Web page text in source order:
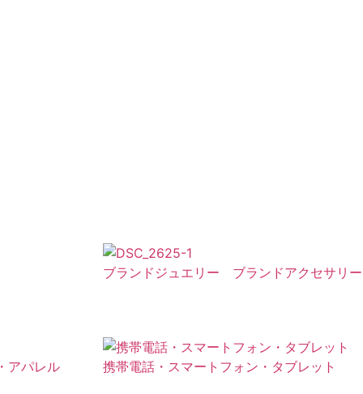
ブランドジュエリー ブランドアクセサリー
アパレル 携帯電話・スマートフォン・タブレット